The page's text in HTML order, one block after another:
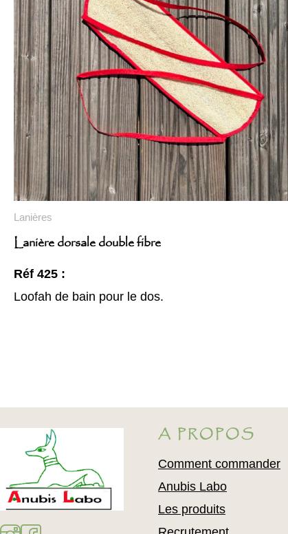
Lanières
Lanière dorsale double fibre
Réf 425 :
Loofah de bain pour le dos.
A PROPOS
Comment commander
Anubis Labo
Les produits